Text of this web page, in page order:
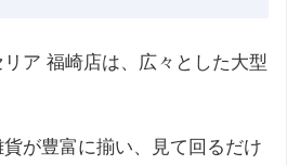
ア 福崎店は、広々とした大型
が豊富に揃い、見て回るだけ